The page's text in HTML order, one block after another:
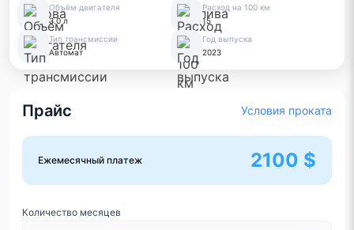
Объём двигателя
3.0 л
Расход на 100 км
15
Тип трансмиссии
Автомат
Год выпуска
2023
Прайс Условия проката
Ежемесячный платеж 2100 $
Количество месяцев